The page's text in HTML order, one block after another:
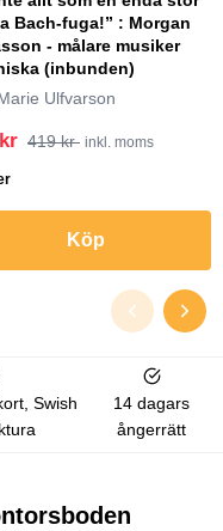
Bach-fuga!” : Morgan
- målare musiker
(inbunden)
Ulfvarson
419 kr inkl. moms
Köp
Swish
14 dagars
ångerrätt